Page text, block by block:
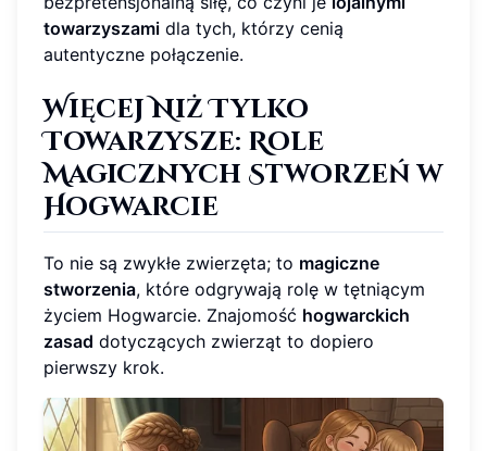
towarzyszami dla tych, którzy cenią
autentyczne połączenie.
Więcej Niż Tylko
Towarzysze: Role
Magicznych Stworzeń w
Hogwarcie
To nie są zwykłe zwierzęta; to magiczne
stworzenia, które odgrywają rolę w tętniącym
życiem Hogwarcie. Znajomość hogwarckich
zasad dotyczących zwierząt to dopiero
pierwszy krok.